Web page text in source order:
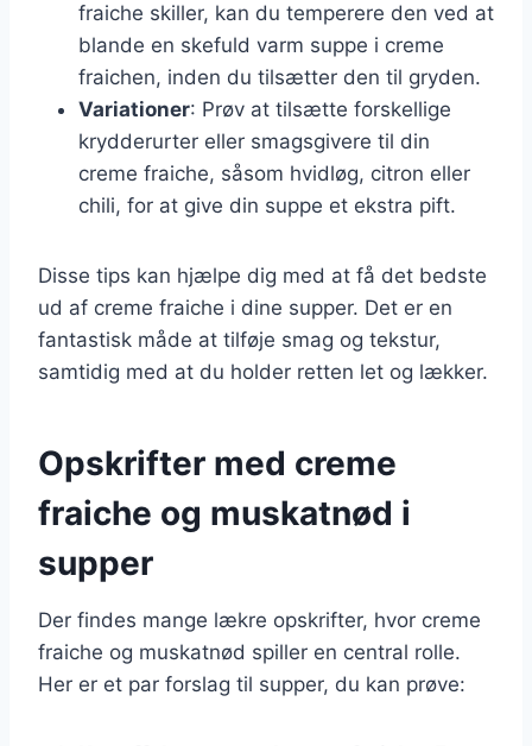
fraiche skiller, kan du temperere den ved at
blande en skefuld varm suppe i creme
fraichen, inden du tilsætter den til gryden.
Variationer: Prøv at tilsætte forskellige
krydderurter eller smagsgivere til din
creme fraiche, såsom hvidløg, citron eller
chili, for at give din suppe et ekstra pift.
Disse tips kan hjælpe dig med at få det bedste
ud af creme fraiche i dine supper. Det er en
fantastisk måde at tilføje smag og tekstur,
samtidig med at du holder retten let og lækker.
Opskrifter med creme
fraiche og muskatnød i
supper
Der findes mange lækre opskrifter, hvor creme
fraiche og muskatnød spiller en central rolle.
Her er et par forslag til supper, du kan prøve: